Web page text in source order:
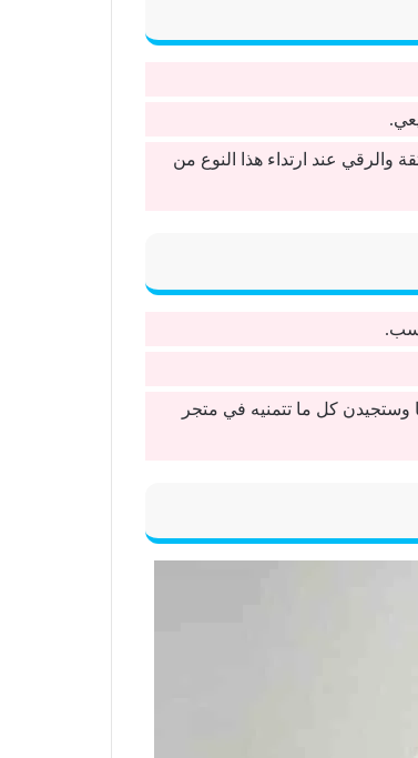
عند ارتداء هذا النوع من
وستجيدن كل ما تتمنيه في متجر